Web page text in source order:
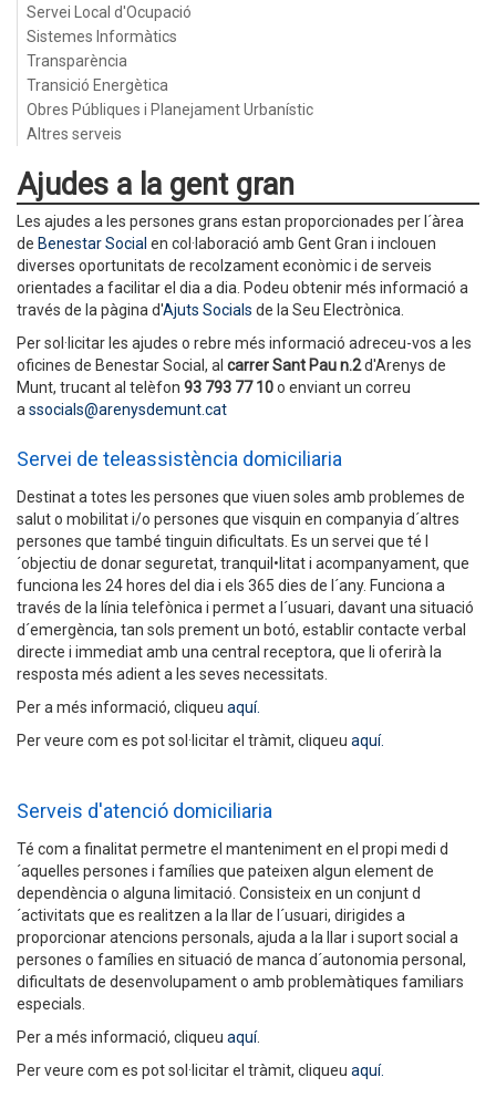
Servei Local d'Ocupació
Sistemes Informàtics
Transparència
Transició Energètica
Obres Públiques i Planejament Urbanístic
Altres serveis
Ajudes a la gent gran
Les ajudes a les persones grans estan proporcionades per l´àrea
de Benestar Social en col·laboració amb Gent Gran i inclouen
diverses oportunitats de recolzament econòmic i de serveis
orientades a facilitar el dia a dia. Podeu obtenir més informació a
través de la pàgina d'Ajuts Socials de la Seu Electrònica.
Per sol·licitar les ajudes o rebre més informació adreceu-vos a les
oficines de Benestar Social, al carrer Sant Pau n.2d'Arenys de
Munt, trucant al telèfon 93 793 77 10o enviant un correu
a ssocials@arenysdemunt.cat
Servei de teleassistència domiciliaria
Destinat a totes les persones que viuen soles amb problemes de
salut o mobilitat i/o persones que visquin en companyia d´altres
persones que també tinguin dificultats. Es un servei que té l
´objectiu de donar seguretat, tranquil•litat i acompanyament, que
funciona les 24 hores del dia i els 365 dies de l´any. Funciona a
través de la línia telefònica i permet a l´usuari, davant una situació
d´emergència, tan sols prement un botó, establir contacte verbal
directe i immediat amb una central receptora, que li oferirà la
resposta més adient a les seves necessitats.
Per a més informació, cliqueu aquí.
Per veure com es pot sol·licitar el tràmit, cliqueu aquí.
Serveis d'atenció domiciliaria
Té com a finalitat permetre el manteniment en el propi medi d
´aquelles persones i famílies que pateixen algun element de
dependència o alguna limitació. Consisteix en un conjunt d
´activitats que es realitzen a la llar de l´usuari, dirigides a
proporcionar atencions personals, ajuda a la llar i suport social a
persones o famílies en situació de manca d´autonomia personal,
dificultats de desenvolupament o amb problemàtiques familiars
especials.
Per a més informació, cliqueu aquí.
Per veure com es pot sol·licitar el tràmit, cliqueu aquí.